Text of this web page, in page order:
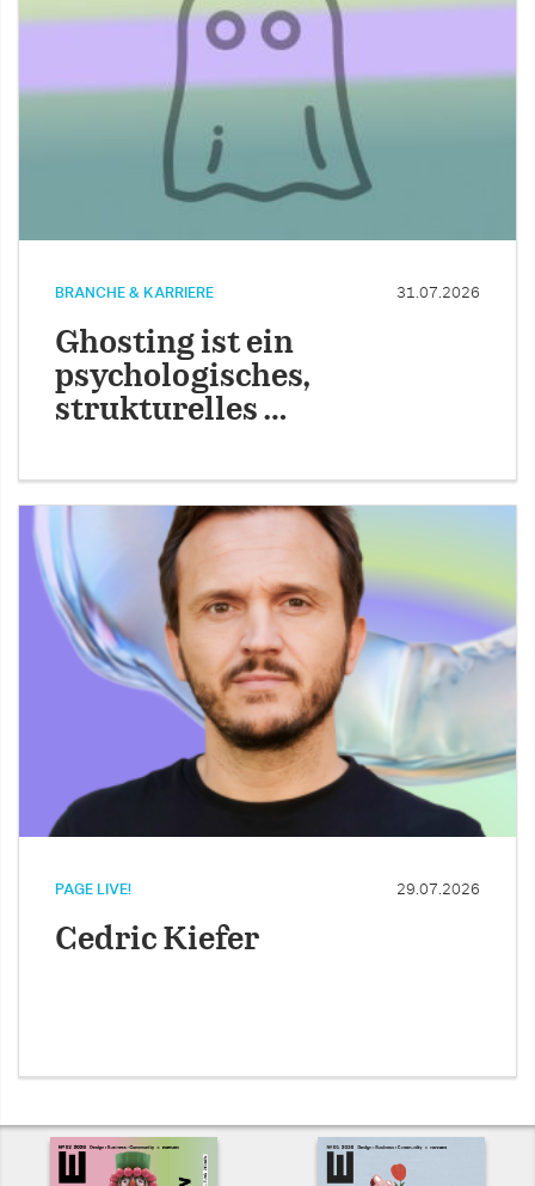
BRANCHE & KARRIERE 31.07.2026
Ghosting ist ein
psychologisches,
strukturelles …
PAGE LIVE! 29.07.2026
Cedric Kiefer